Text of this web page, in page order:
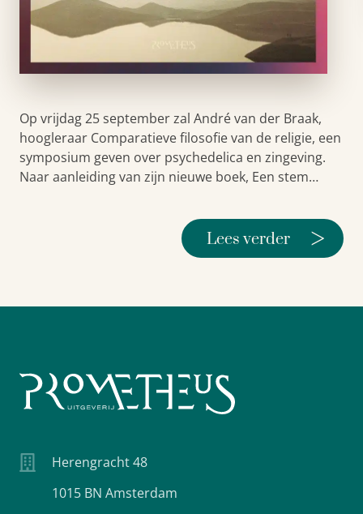
Op vrijdag 25 september zal André van der Braak,
hoogleraar Comparatieve filosofie van de religie, een
symposium geven over psychedelica en zingeving.
Naar aanleiding van zijn nieuwe boek, Een stem…
Lees verder >
Herengracht 48
1015 BN Amsterdam